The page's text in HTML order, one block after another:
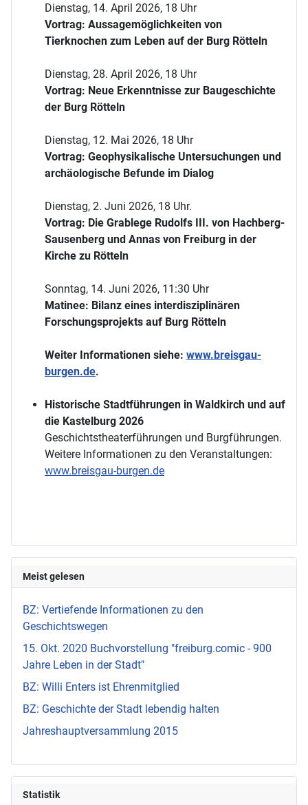
Dienstag, 14. April 2026, 18 Uhr
Vortrag: Aussagemöglichkeiten von
Tierknochen zum Leben auf der Burg Rötteln
Dienstag, 28. April 2026, 18 Uhr
Vortrag: Neue Erkenntnisse zur Baugeschichte
der Burg Rötteln
Dienstag, 12. Mai 2026, 18 Uhr
Vortrag: Geophysikalische Untersuchungen und
archäologische Befunde im Dialog
Dienstag, 2. Juni 2026, 18 Uhr.
Vortrag: Die Grablege Rudolfs III. von Hachberg-
Sausenberg und Annas von Freiburg in der
Kirche zu Rötteln
Sonntag, 14. Juni 2026, 11:30 Uhr
Matinee: Bilanz eines interdisziplinären
Forschungsprojekts auf Burg Rötteln
Weiter Informationen siehe: www.breisgau-
burgen.de.
Historische Stadtführungen in Waldkirch und auf
die Kastelburg 2026
Geschichtstheaterführungen und Burgführungen.
Weitere Informationen zu den Veranstaltungen:
www.breisgau-burgen.de
Meist gelesen
BZ: Vertiefende Informationen zu den
Geschichtswegen
15. Okt. 2020 Buchvorstellung "freiburg.comic - 900
Jahre Leben in der Stadt"
BZ: Willi Enters ist Ehrenmitglied
BZ: Geschichte der Stadt lebendig halten
Jahreshauptversammlung 2015
Statistik